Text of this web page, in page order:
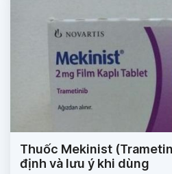
Thuốc Mekinist
định và lưu ý khi dùng